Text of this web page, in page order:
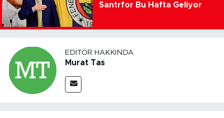
Santrfor Bu Hafta Geliyor
EDITÖR HAKKINDA
Murat Tas